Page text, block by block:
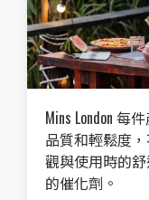
Mins London 每
品質和輕鬆度
觀與使用時的
的催化劑。